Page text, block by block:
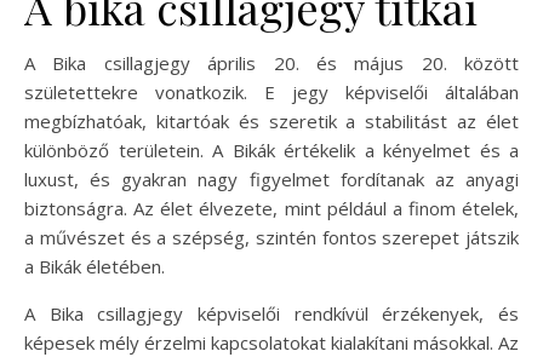
A Bika csillagjegy április 20. és május 20. között
születettekre vonatkozik. E jegy képviselői általában
megbízhatóak, kitartóak és szeretik a stabilitást az élet
különböző területein. A Bikák értékelik a kényelmet és a
luxust, és gyakran nagy figyelmet fordítanak az anyagi
biztonságra. Az élet élvezete, mint például a finom ételek,
a művészet és a szépség, szintén fontos szerepet játszik
a Bikák életében.
A Bika csillagjegy képviselői rendkívül érzékenyek, és
képesek mély érzelmi kapcsolatokat kialakítani másokkal. Az